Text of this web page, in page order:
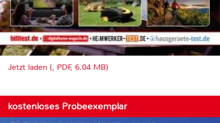
Jetzt laden (, PDF, 6.04 MB)
kostenloses Probeexemplar